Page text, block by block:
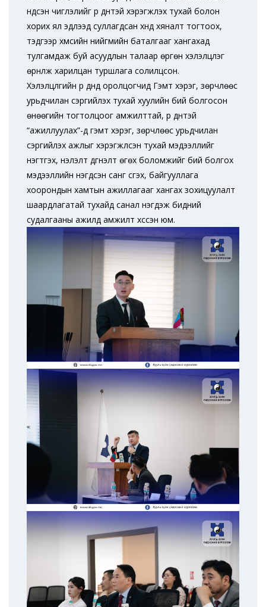
үндсэн чиглэлийг үр дүнтэй хэрэгжүүлэх тухай болон
хорих ял эдлээд суллагдсан хүнд хяналт тогтоох,
тэдгээр хүмүүсийн нийгмийн баталгааг хангахад
тулгамдаж буй асуудлын талаар өргөн хэлэлцүүлэг
өрнүүлж харилцан туршлага солилцсон.
Хэлэлцүүлгийн үр дүнд оролцогчид Гэмт хэрэг, зөрчлөөс
урьдчилан сэргийлэх тухай хуулийн бий болгосон
өнөөгийн тогтолцоог амжилттай, үр дүнтэй
“ажиллуулах”-д гэмт хэрэг, зөрчлөөс урьдчилан
сэргийлэх ажлыг хэрэгжүүлсэн тухай мэдээллийг
нэгтгэх, үнэлэлт дүгнэлт өгөх боломжийг бий болгох
мэдээллийн нэгдсэн санг үүсгэх, байгууллага
хоорондын хамтын ажиллагааг хангах зохицуулалт
шаардлагатай тухайд санал нэгдэж бидний
судалгааны ажилд амжилт хүссэн юм.